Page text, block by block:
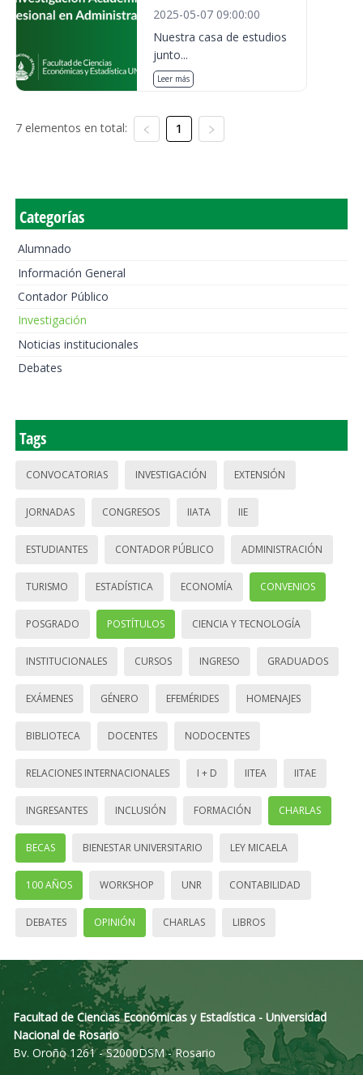
2025-05-07 09:00:00
Nuestra casa de estudios
junto...
Leer más
7 elementos en total: 1
Categorías
Alumnado
Información General
Contador Público
Investigación
Noticias institucionales
Debates
Tags
CONVOCATORIAS INVESTIGACIÓN EXTENSIÓN
JORNADAS CONGRESOS IIATA IIE
ESTUDIANTES CONTADOR PÚBLICO ADMINISTRACIÓN
TURISMO ESTADÍSTICA ECONOMÍA CONVENIOS
POSGRADO POSTÍTULOS CIENCIA Y TECNOLOGÍA
INSTITUCIONALES CURSOS INGRESO GRADUADOS
EXÁMENES GÉNERO EFEMÉRIDES HOMENAJES
BIBLIOTECA DOCENTES NODOCENTES
RELACIONES INTERNACIONALES I + D IITEA IITAE
INGRESANTES INCLUSIÓN FORMACIÓN CHARLAS
BECAS BIENESTAR UNIVERSITARIO LEY MICAELA
100 AÑOS WORKSHOP UNR CONTABILIDAD
DEBATES OPINIÓN CHARLAS LIBROS
Facultad de Ciencias Económicas y Estadística - Universidad
Nacional de Rosario
Bv. Oroño 1261 - S2000DSM - Rosario